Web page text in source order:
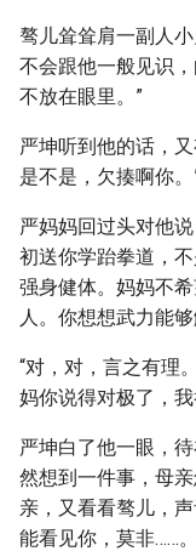
骜儿耸耸肩一副人
不会跟他一般见识
不放在眼里。”
严坤听到他的话，
是不是，欠揍啊你。
严妈妈回过头对他
初送你学跆拳道，
强身健体。妈妈不
人。你想想武力能
“对，对，言之有理
妈你说得对极了，
严坤白了他一眼，
然想到一件事，母
亲，又看看骜儿，
能看见你，莫非……